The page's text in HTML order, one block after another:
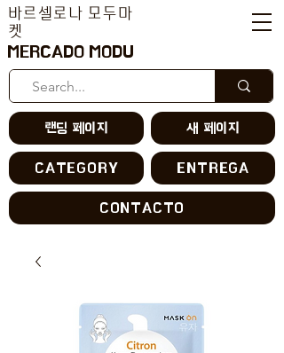
MERCADO MODU
바르셀로나 모두마
켓
랜딩 페이지 새 페이지
CATEGORY ENTREGA
CONTACTO